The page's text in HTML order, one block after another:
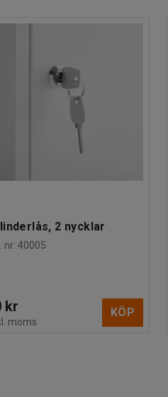
2 nycklar
nr: 40005
kr
moms
KÖP